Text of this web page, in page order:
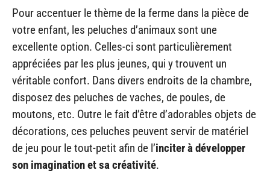
Pour accentuer le thème de la ferme dans la pièce de
votre enfant, les peluches d’animaux sont une
excellente option. Celles-ci sont particulièrement
appréciées par les plus jeunes, qui y trouvent un
véritable confort. Dans divers endroits de la chambre,
disposez des peluches de vaches, de poules, de
moutons, etc. Outre le fait d’être d’adorables objets de
décorations, ces peluches peuvent servir de matériel
de jeu pour le tout-petit afin de l’inciter à développer
son imagination et sa créativité.